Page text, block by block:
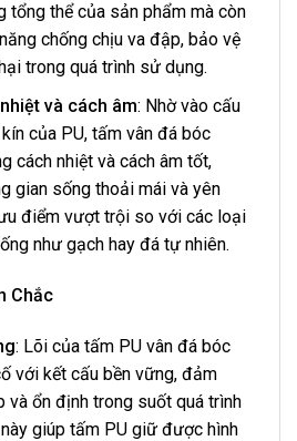
tổng thể của sản phẩm mà còn
chống chịu va đập, bảo vệ
trong quá trình sử dụng.
và cách âm: Nhờ vào cấu
của PU, tấm vân đá bóc
cách nhiệt và cách âm tốt,
gian sống thoải mái và yên
điểm vượt trội so với các loại
như gạch hay đá tự nhiên.
Chắc
: Lõi của tấm PU vân đá bóc
với kết cấu bền vững, đảm
và ổn định trong suốt quá trình
giúp tấm PU giữ được hình